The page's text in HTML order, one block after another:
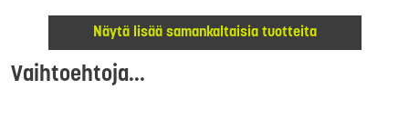
Näytä lisää samankaltaisia tuotteita
Vaihtoehtoja...